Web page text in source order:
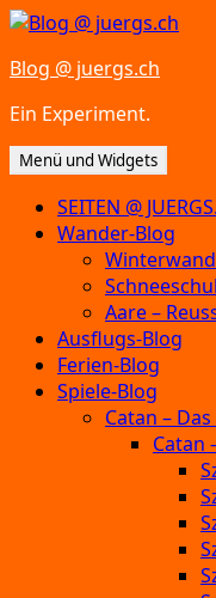
Zum
springen
Blog @ juergs.ch
Ein Experiment.
Menü und Widgets
SEITEN @
Wander-Blog
Aare –
Ausflugs-Blog
Ferien-Blog
Spiele-Blog
Catan – Das
Catan